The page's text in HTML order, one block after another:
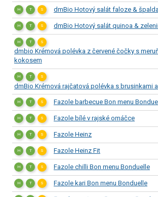
H T S dmBio Hotový salát faloze &
H T S dmBio Hotový salát quinoa &
H T S
dmbio Krémová polévka z červené čočky s
kokosem
H T S
dmBio Krémová rajčatová polévka s brusinkami
H T S Fazole barbecue Bon menu
H T S Fazole bílé v rajské omáčce
H T S Fazole Heinz
H T S Fazole Heinz Fit
H T S Fazole chilli Bon menu Bonduelle
H T S Fazole kari Bon menu Bonduelle